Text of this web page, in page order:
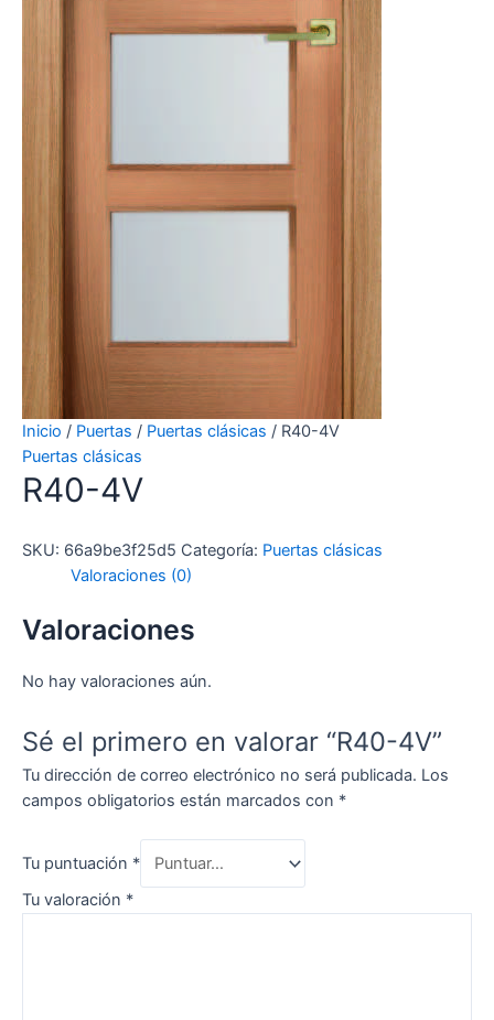
Inicio / Puertas / Puertas clásicas / R40-4V
Puertas clásicas
R40-4V
SKU: 66a9be3f25d5 Categoría: Puertas clásicas
Valoraciones (0)
Valoraciones
No hay valoraciones aún.
Sé el primero en valorar “R40-4V”
Tu dirección de correo electrónico no será publicada. Los
campos obligatorios están marcados con *
Tu puntuación *
Tu valoración *